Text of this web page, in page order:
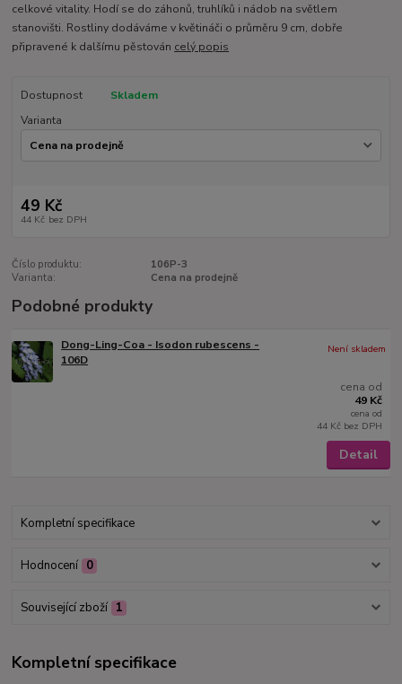
celkové vitality. Hodí se do záhonů, truhlíků i nádob na světlem
stanovišti. Rostliny dodáváme v květináči o průměru 9 cm, dobře
připravené k dalšímu pěstován celý popis
Dostupnost
Skladem
Varianta
49 Kč
44 Kč bez DPH
Číslo produktu:
106P-3
Varianta:
Cena na prodejně
Podobné produkty
Dong-Ling-Coa - Isodon rubescens -
106D
cena od
49 Kč
cena od
44 Kč bez DPH
Není skladem
Detail
Kompletní specifikace
Hodnocení 0
Související zboží 1
Kompletní specifikace